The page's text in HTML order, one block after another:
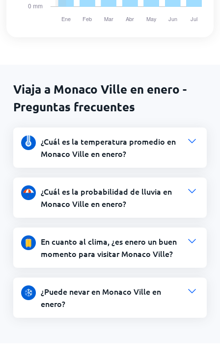
Viaja a Monaco Ville en enero -
Preguntas frecuentes
¿Cuál es la temperatura promedio en
Monaco Ville en enero?
¿Cuál es la probabilidad de lluvia en
Monaco Ville en enero?
En cuanto al clima, ¿es enero un buen
momento para visitar Monaco Ville?
¿Puede nevar en Monaco Ville en
enero?